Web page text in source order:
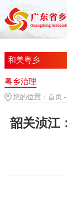
和美粤乡
粤乡治理
您的位置： 首页 -
韶关浈江